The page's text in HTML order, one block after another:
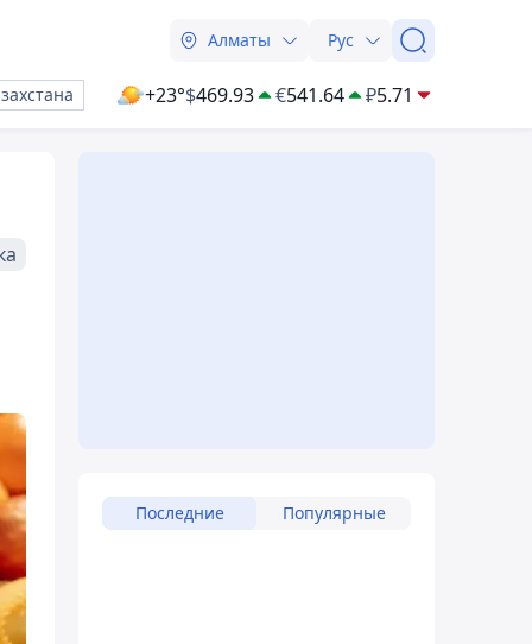
Алматы Рус
+23°$469.93 €541.64 ₽5.71
Последние Популярные